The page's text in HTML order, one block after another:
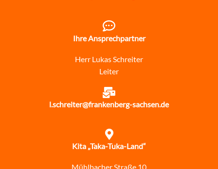
Ihre Ansprechpartner
Herr Lukas Schreiter
Leiter
l.schreiter@frankenberg-sachsen.de
Kita „Taka-Tuka-Land“
Mühlbacher Straße 10